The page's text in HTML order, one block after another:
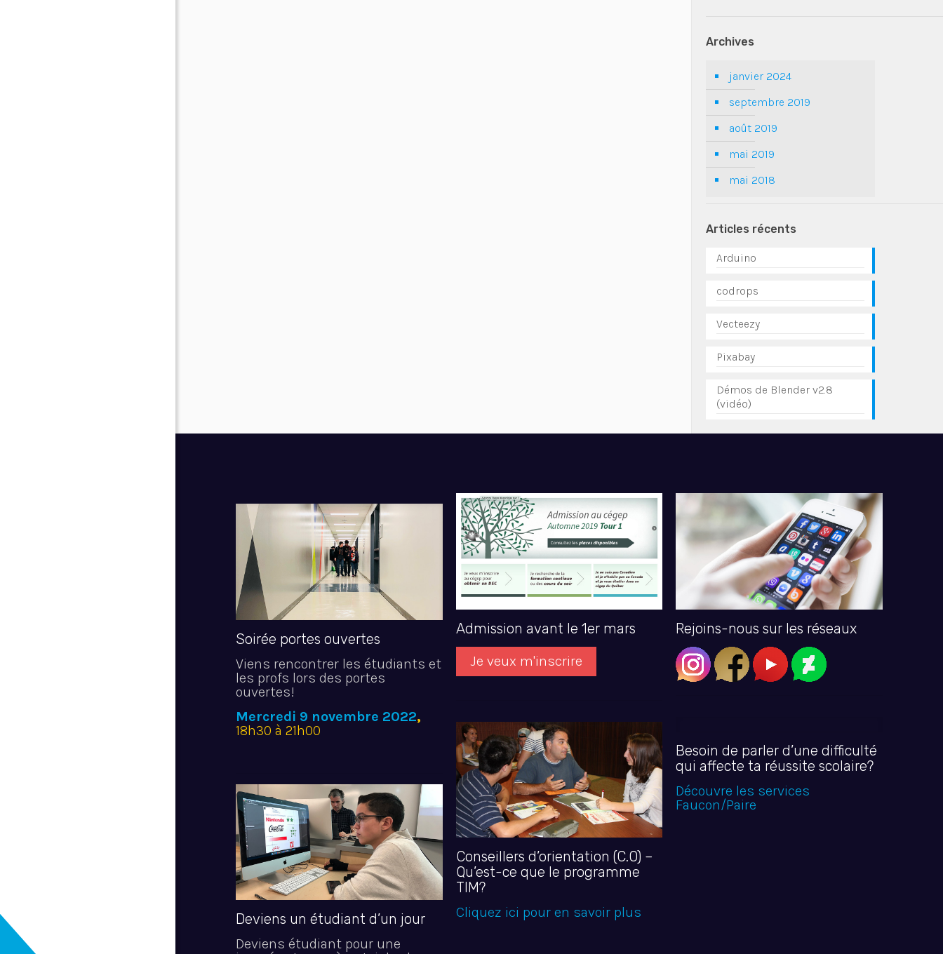
Archives
janvier 2024
septembre 2019
août 2019
mai 2019
mai 2018
Articles récents
Arduino
codrops
Vecteezy
Pixabay
Démos de Blender v2.8
(vidéo)
Soirée portes ouvertes
Viens rencontrer les étudiants et
les profs lors des portes
ouvertes!
Mercredi 9 novembre 2022,
18h30 à 21h00
Deviens un étudiant d’un jour
Deviens étudiant pour une
Admission avant le 1er mars
Je veux m'inscrire
Conseillers d’orientation (C.O) –
Qu’est-ce que le programme
TIM?
Cliquez ici pour en savoir plus
Rejoins-nous sur les réseaux
Besoin de parler d’une difficulté
qui affecte ta réussite scolaire?
Découvre les services
Faucon/Paire